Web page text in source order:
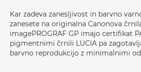
Kar zadeva zanesljivost in barvno
zanesete na originalna Canonova
imagePROGRAF GP imajo certifikat
pigmentnimi črnili LUCIA pa
barvno reprodukcijo z minimalnimi